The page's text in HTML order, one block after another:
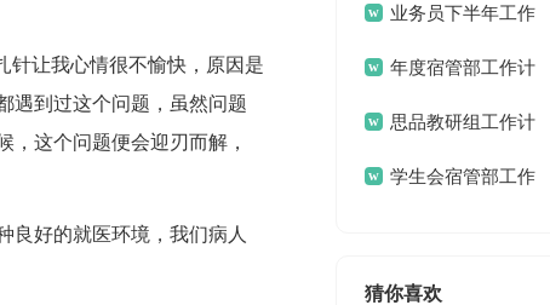
让我心情很不愉快，原因是
遇到过这个问题，虽然问题
这个问题便会迎刃而解，
良好的就医环境，我们病人
业务员下半年工作
计划10篇
年度宿管部工作计
划 思品教研组工作计
划15篇学生会宿管部工作
猜你喜欢